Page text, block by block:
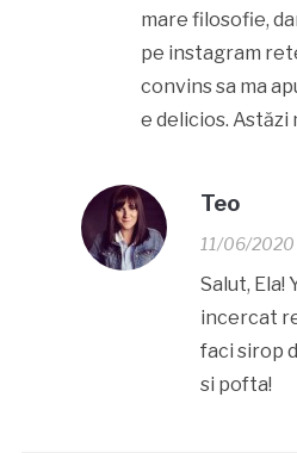
mare filosofie,
pe instagram
convins sa ma
e delicios. Astăzi
Teo
11/06/2020
Salut, Ela!
incercat
faci sirop
si pofta!